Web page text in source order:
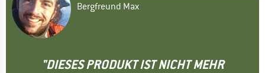
Bergfreund Max
"DIESES PRODUKT IST NICHT MEHR